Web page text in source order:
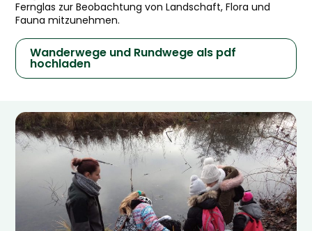
Fernglas zur Beobachtung von Landschaft, Flora und
Fauna mitzunehmen.
Wanderwege und Rundwege als pdf
hochladen